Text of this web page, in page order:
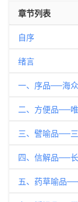
章节列表
自序
绪言
一、序品──海
二、方便品──
三、譬喻品──
四、信解品──
五、药草喻品